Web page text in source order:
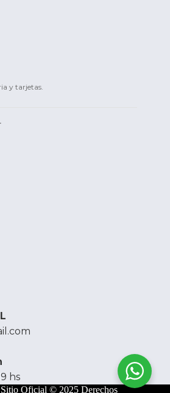
y tarjetas.
hs
Oficial © 2025 Derechos